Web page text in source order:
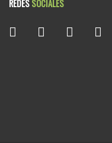
REDESSOCIALES